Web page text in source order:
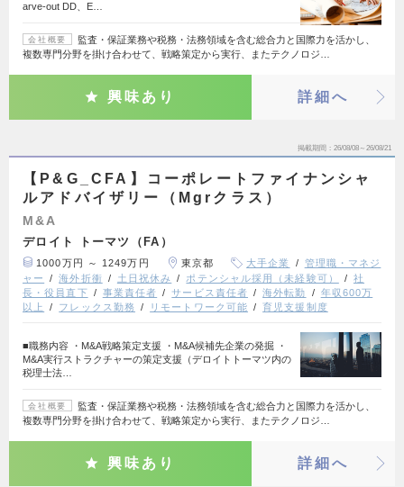
arve-out DD、E…
会社概要
監査・保証業務や税務・法務領域を含む総合力と国際力を活かし、
複数専門分野を掛け合わせて、戦略策定から実行、またテクノロジ…
興味あり 詳細へ
掲載期間 26/08/08～26/08/21
【P&G_CFA】コーポレートファイナンシャ
ルアドバイザリー（Mgrクラス）
M&A
デロイト トーマツ（FA）
1000万円 ～ 1249万円 東京都 大手企業
管理職・マネジ
ャー
海外折衝 土日祝休み ポテンシャル採用（未経験可）
社
長・役員直下
事業責任者 サービス責任者 海外転勤
年収600万
以上
フレックス勤務 リモートワーク可能 育児支援制度
■職務内容 ・M&A戦略策定支援 ・M&A候補先企業の発掘 ・
M&A実行ストラクチャーの策定支援（デロイトトーマツ内の
税理士法…
会社概要
監査・保証業務や税務・法務領域を含む総合力と国際力を活かし、
複数専門分野を掛け合わせて、戦略策定から実行、またテクノロジ…
興味あり 詳細へ